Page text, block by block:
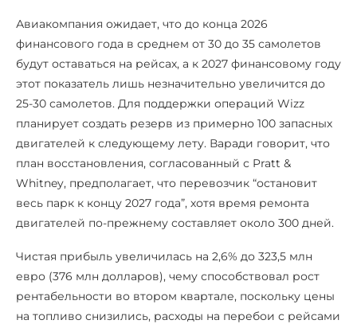
Авиакомпания ожидает, что до конца 2026
финансового года в среднем от 30 до 35 самолетов
будут оставаться на рейсах, а к 2027 финансовому году
этот показатель лишь незначительно увеличится до
25-30 самолетов. Для поддержки операций Wizz
планирует создать резерв из примерно 100 запасных
двигателей к следующему лету. Варади говорит, что
план восстановления, согласованный с Pratt &
Whitney, предполагает, что перевозчик “остановит
весь парк к концу 2027 года”, хотя время ремонта
двигателей по-прежнему составляет около 300 дней.
Чистая прибыль увеличилась на 2,6% до 323,5 млн
евро (376 млн долларов), чему способствовал рост
рентабельности во втором квартале, поскольку цены
на топливо снизились, расходы на перебои с рейсами